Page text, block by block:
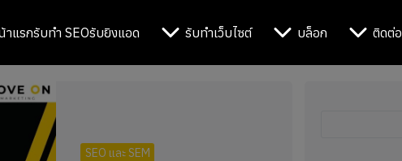
าแรกรับทำ SEOรับยิงแอด รับทำเว็บไซต์ บล็อก ติดต่อ
SEO และ SEM